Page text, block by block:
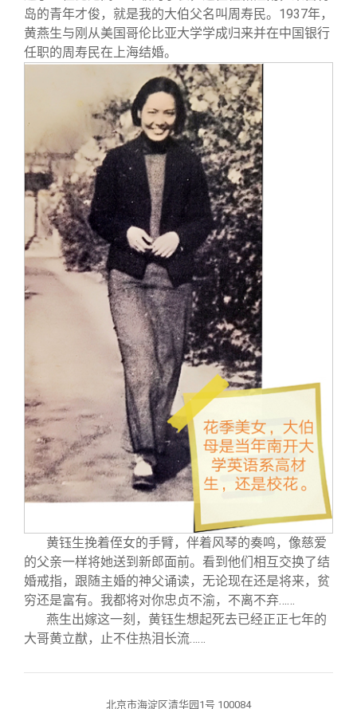
岛的青年才俊，就是我的大伯父名叫周寿民。1937年，
黄燕生与刚从美国哥伦比亚大学学成归来并在中国银行
任职的周寿民在上海结婚。
黄钰生挽着侄女的手臂，伴着风琴的奏鸣，像慈爱
的父亲一样将她送到新郎面前。看到他们相互交换了结
婚戒指，跟随主婚的神父诵读，无论现在还是将来，贫
穷还是富有。我都将对你忠贞不渝，不离不弃……
燕生出嫁这一刻，黄钰生想起死去已经正正七年的
大哥黄立猷，止不住热泪长流……
北京市海淀区清华园1号 100084